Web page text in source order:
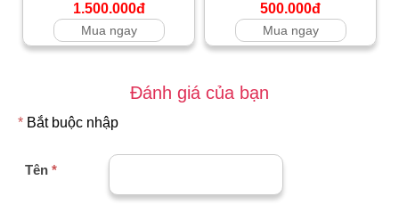
1.500.000đ
Mua ngay
500.000đ
Mua ngay
Đánh giá của bạn
* Bắt buộc nhập
Tên *